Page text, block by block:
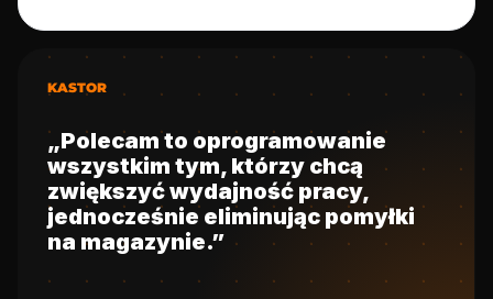
KASTOR
„Polecam to oprogramowanie
wszystkim tym, którzy chcą
zwiększyć wydajność pracy,
jednocześnie eliminując pomyłki
na magazynie.”